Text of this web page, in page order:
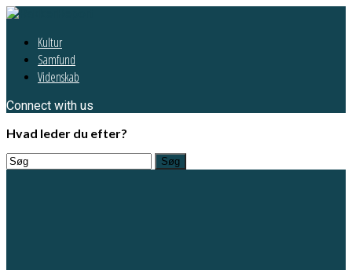
Kultur
Samfund
Videnskab
Connect with us
Hvad leder du efter?